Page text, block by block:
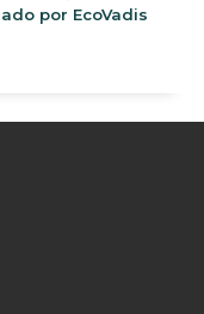
por EcoVadis